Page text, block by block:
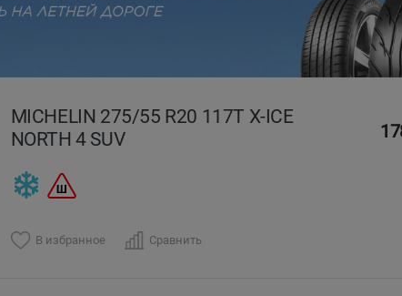
MICHELIN 275/55 R20 117T X-ICE
NORTH 4 SUV
В избранное Сравнить